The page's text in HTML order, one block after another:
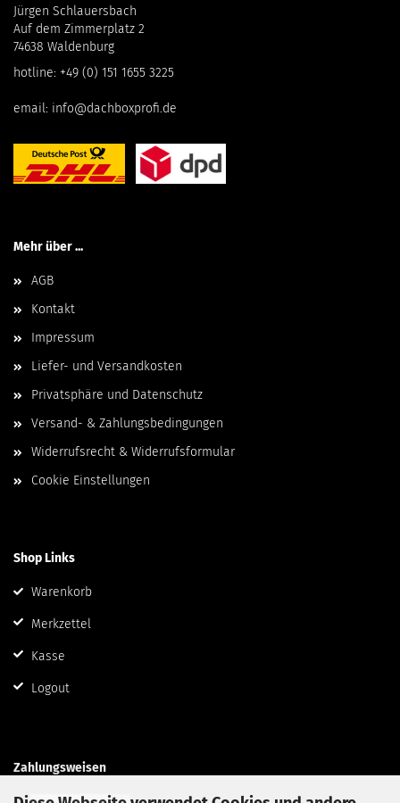
Jürgen Schlauersbach
Auf dem Zimmerplatz 2
74638 Waldenburg
hotline: +49 (0) 151 1655 3225
email: info@dachboxprofi.de
Mehr über ...
AGB
Kontakt
Impressum
Liefer- und Versandkosten
Privatsphäre und Datenschutz
Versand- & Zahlungsbedingungen
Widerrufsrecht & Widerrufsformular
Cookie Einstellungen
Shop Links
Warenkorb
Merkzettel
Kasse
Logout
Zahlungsweisen